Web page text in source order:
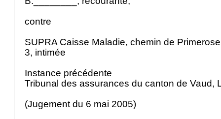
contre
SUPRA Caisse Maladie, chemin de
3, intimée
Instance précédente
Tribunal des assurances du canton de Vaud,
(Jugement du 6 mai 2005)